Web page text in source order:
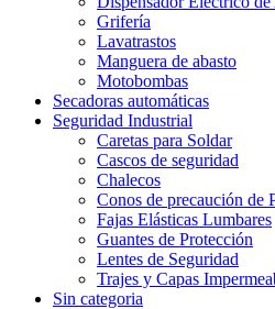
Grifería
Lavatrastos
Manguera de abasto
Motobombas
Secadoras automáticas
Seguridad Industrial
Caretas para Soldar
Cascos de seguridad
Chalecos
Conos de precaución de
Fajas Elásticas Lumbares
Guantes de Protección
Lentes de Seguridad
Trajes y Capas
Sin categoria